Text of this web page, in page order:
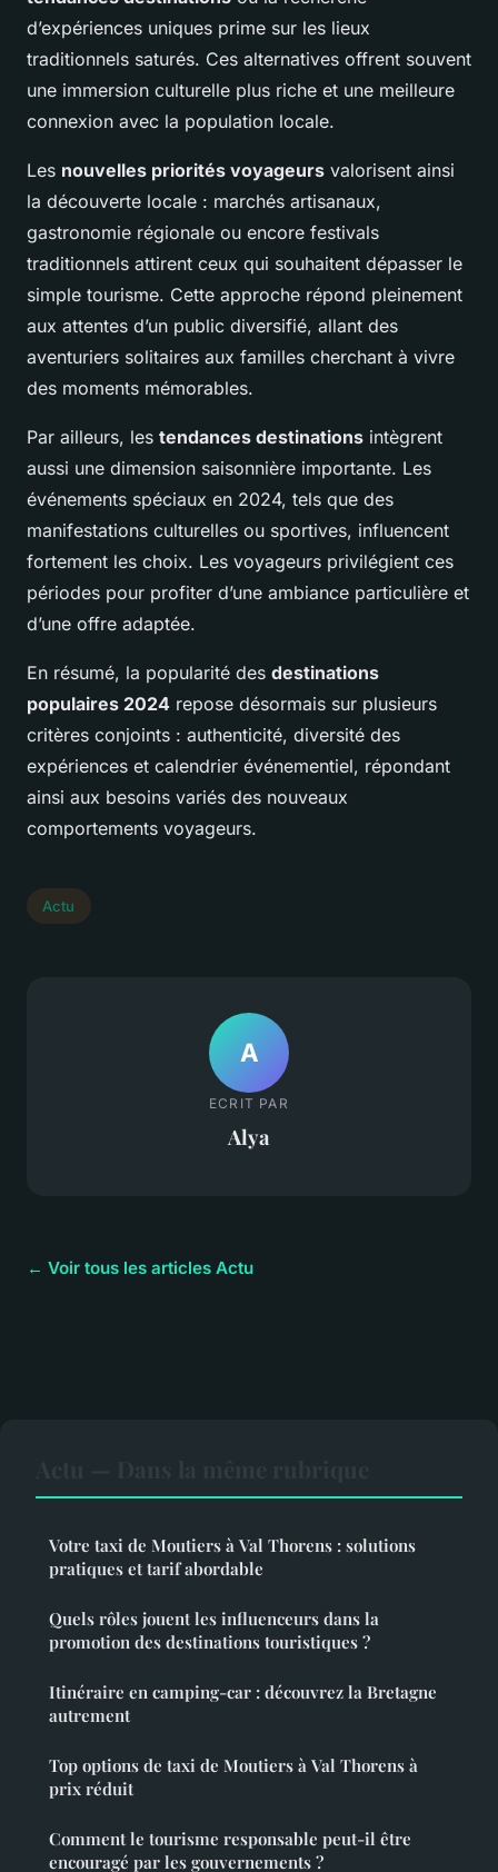
d’expériences uniques prime sur les lieux
traditionnels saturés. Ces alternatives offrent souvent
une immersion culturelle plus riche et une meilleure
connexion avec la population locale.
Les nouvelles priorités voyageurs valorisent ainsi
la découverte locale : marchés artisanaux,
gastronomie régionale ou encore festivals
traditionnels attirent ceux qui souhaitent dépasser le
simple tourisme. Cette approche répond pleinement
aux attentes d’un public diversifié, allant des
aventuriers solitaires aux familles cherchant à vivre
des moments mémorables.
Par ailleurs, les tendances destinations intègrent
aussi une dimension saisonnière importante. Les
événements spéciaux en 2024, tels que des
manifestations culturelles ou sportives, influencent
fortement les choix. Les voyageurs privilégient ces
périodes pour profiter d’une ambiance particulière et
d’une offre adaptée.
En résumé, la popularité des destinations
populaires 2024 repose désormais sur plusieurs
critères conjoints : authenticité, diversité des
expériences et calendrier événementiel, répondant
ainsi aux besoins variés des nouveaux
comportements voyageurs.
Actu
A
ECRIT PAR
Alya
← Voir tous les articles Actu
Votre taxi de Moutiers à Val Thorens : solutions
pratiques et tarif abordable
Quels rôles jouent les influenceurs dans la
promotion des destinations touristiques ?
Itinéraire en camping-car : découvrez la Bretagne
autrement
Top options de taxi de Moutiers à Val Thorens à
prix réduit
Comment le tourisme responsable peut-il être
encouragé par les gouvernements ?